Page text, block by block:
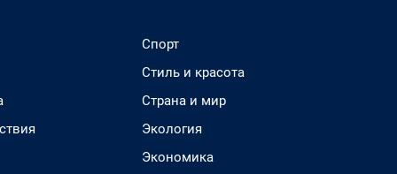
Спорт
Стиль и красота
Страна и мир
Экология
Экономика